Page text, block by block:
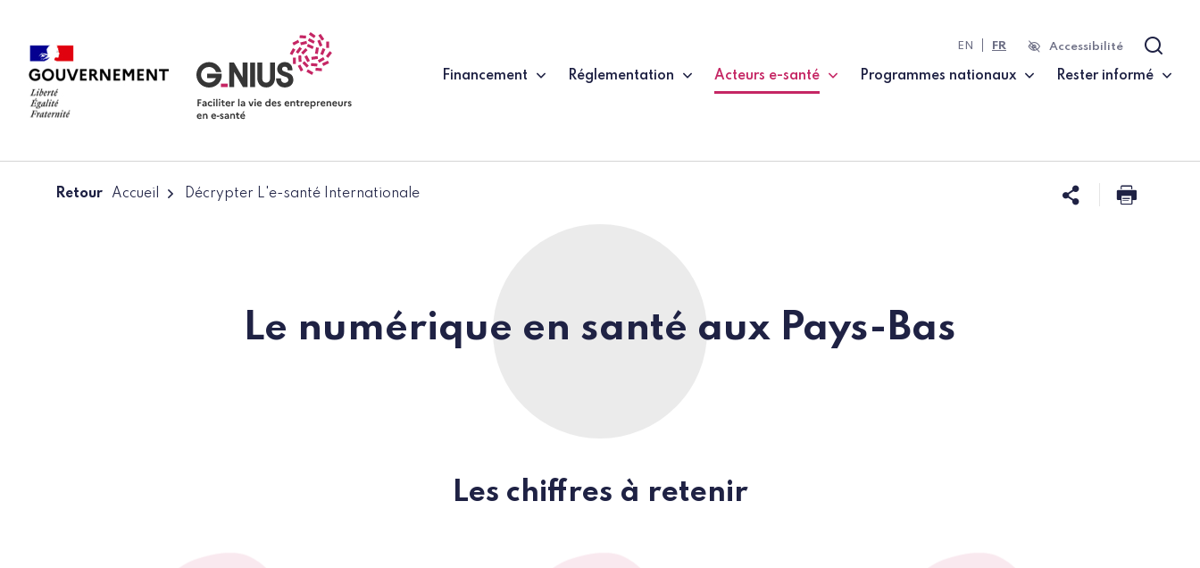
Financement Réglementation
Acteurs e-santé
(page courante)
Programmes nationaux Rester informé
EN FR Accessibilité
Retour Accueil Décrypter L'e-santé Internationale Partager
Le numérique en santé aux Pays-Bas
Les chiffres à retenir